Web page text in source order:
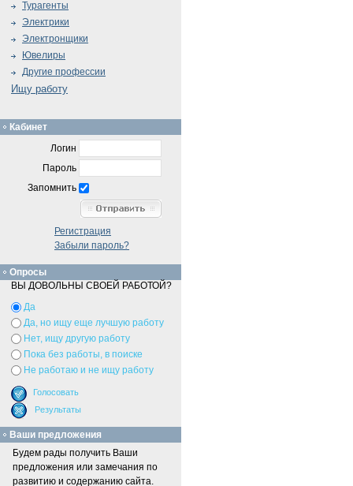
Турагенты
Электрики
Электронщики
Ювелиры
Другие профессии
Ищу работу
Кабинет
Логин
Пароль
Запомнить
Регистрация
Забыли пароль?
Опросы
ВЫ ДОВОЛЬНЫ СВОЕЙ РАБОТОЙ?
Да
Да, но ищу еще лучшую работу
Нет, ищу другую работу
Пока без работы, в поиске
Не работаю и не ищу работу
Ваши предложения
Будем рады получить Ваши
предложения или замечания по
развитию и содержанию сайта.